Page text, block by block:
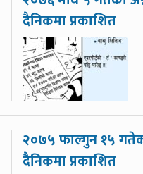
दैनिकमा प्रकाशित
२०७५ फाल्गुन १५ गतेको
दैनिकमा प्रकाशित